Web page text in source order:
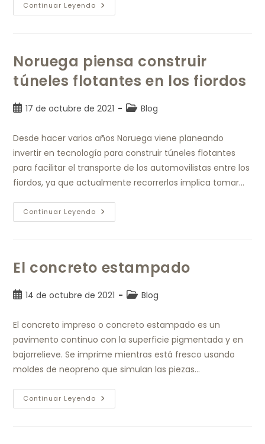
Continuar Leyendo
Noruega piensa construir
túneles flotantes en los fiordos
17 de octubre de 2021 Blog
Desde hacer varios años Noruega viene planeando
invertir en tecnología para construir túneles flotantes
para facilitar el transporte de los automovilistas entre los
fiordos, ya que actualmente recorrerlos implica tomar…
Continuar Leyendo
El concreto estampado
14 de octubre de 2021 Blog
El concreto impreso o concreto estampado es un
pavimento continuo con la superficie pigmentada y en
bajorrelieve. Se imprime mientras está fresco usando
moldes de neopreno que simulan las piezas…
Continuar Leyendo